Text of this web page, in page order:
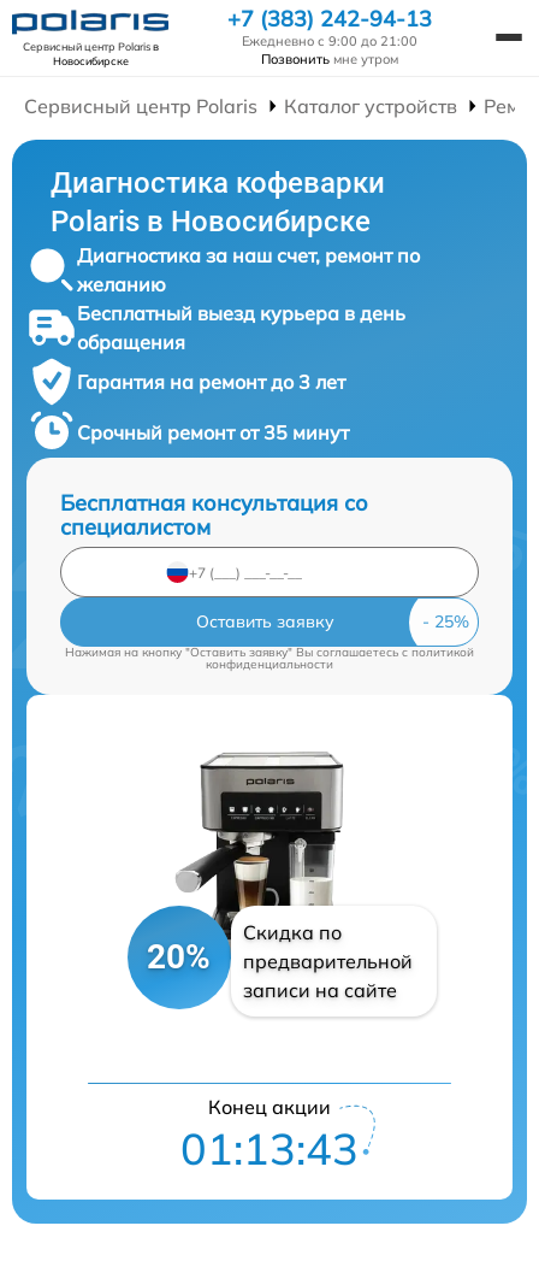
Сервисный центр Polarisв
Новосибирске
+7 (383) 242-94-13
Ежедневно с 9:00 до 21:00
Позвонить мне утром
Сервисный центр Polaris Каталог устройств
Диагностика кофеварки
Polaris в Новосибирске
Диагностика за наш счет, ремонт по
желанию
Бесплатный выезд курьера в день
обращения
Гарантия на ремонт до 3 лет
Срочный ремонт от 35 минут
Бесплатная консультация со
специалистом
Оставить заявку
Нажимая на кнопку "Оставить заявку" Вы соглашаетесь cполитикой
конфиденциальности
20%
Скидка по
предварительной
записи на сайте
Конец акции
01:13:43